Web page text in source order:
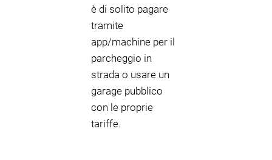
è di solito pagare
tramite
app/machine per il
parcheggio in
strada o usare un
garage pubblico
con le proprie
tariffe.